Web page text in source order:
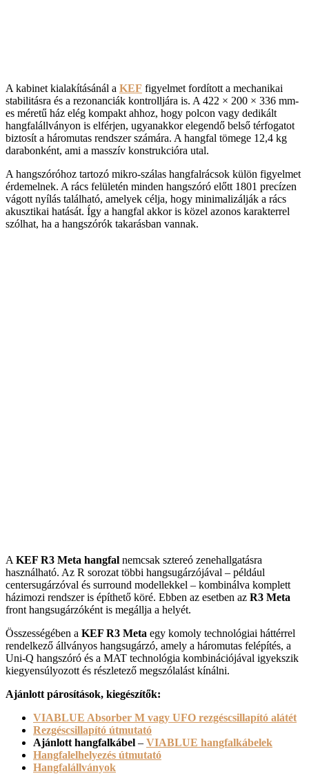
A kabinet kialakításánál a KEF figyelmet fordított a mechanikai
stabilitásra és a rezonanciák kontrolljára is. A 422 × 200 × 336 mm-
es méretű ház elég kompakt ahhoz, hogy polcon vagy dedikált
hangfalállványon is elférjen, ugyanakkor elegendő belső térfogatot
biztosít a háromutas rendszer számára. A hangfal tömege 12,4 kg
darabonként, ami a masszív konstrukcióra utal.
A hangszóróhoz tartozó mikro-szálas hangfalrácsok külön figyelmet
érdemelnek. A rács felületén minden hangszóró előtt 1801 precízen
vágott nyílás található, amelyek célja, hogy minimalizálják a rács
akusztikai hatását. Így a hangfal akkor is közel azonos karakterrel
szólhat, ha a hangszórók takarásban vannak.
A KEF R3 Meta hangfal nemcsak sztereó zenehallgatásra
használható. Az R sorozat többi hangsugárzójával – például
centersugárzóval és surround modellekkel – kombinálva komplett
házimozi rendszer is építhető köré. Ebben az esetben az R3 Meta
front hangsugárzóként is megállja a helyét.
Összességében a KEF R3 Meta egy komoly technológiai háttérrel
rendelkező állványos hangsugárzó, amely a háromutas felépítés, a
Uni-Q hangszóró és a MAT technológia kombinációjával igyekszik
kiegyensúlyozott és részletező megszólalást kínálni.
Ajánlott párosítások, kiegészítők:
VIABLUE Absorber M vagy UFO rezgéscsillapító alátét
Rezgéscsillapító útmutató
Ajánlott hangfalkábel – VIABLUE hangfalkábelek
Hangfalelhelyezés útmutató
Hangfalállványok